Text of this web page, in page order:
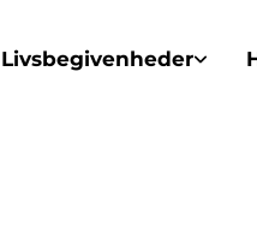
Livsbegivenheder